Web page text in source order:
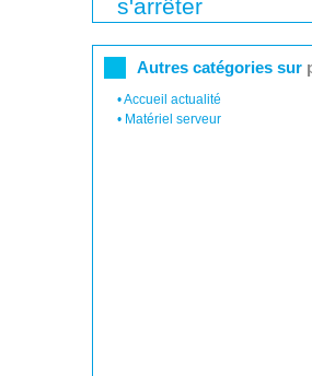
s'arrêter
Autres catégories sur
•Accueil actualité
• Matériel serveur